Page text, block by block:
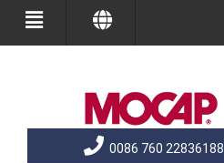
0086 760 22836188